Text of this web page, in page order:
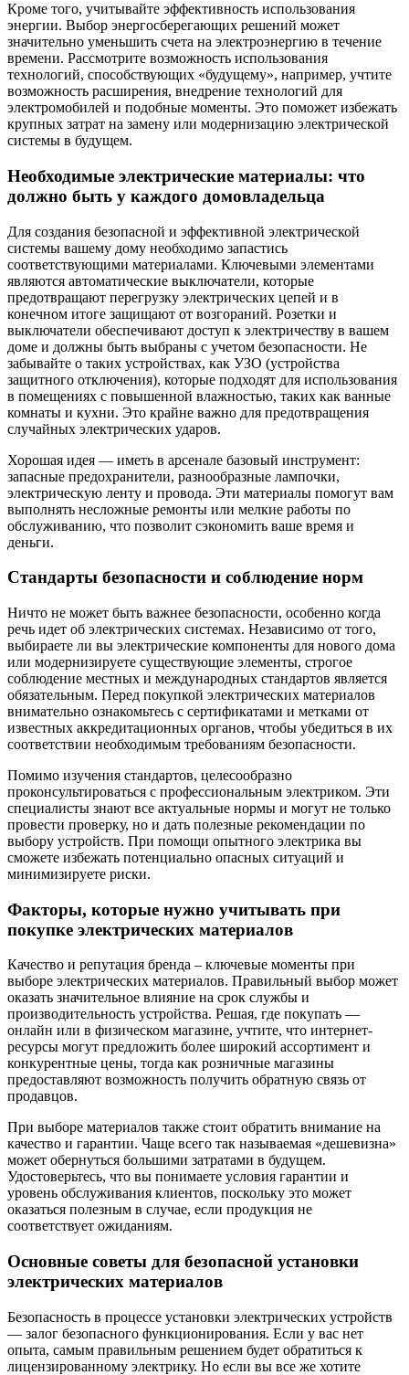
Кроме того, учитывайте эффективность использования
энергии. Выбор энергосберегающих решений может
значительно уменьшить счета на электроэнергию в течение
времени. Рассмотрите возможность использования
технологий, способствующих «будущему», например, учтите
возможность расширения, внедрение технологий для
электромобилей и подобные моменты. Это поможет избежать
крупных затрат на замену или модернизацию электрической
системы в будущем.
Необходимые электрические материалы: что
должно быть у каждого домовладельца
Для создания безопасной и эффективной электрической
системы вашему дому необходимо запастись
соответствующими материалами. Ключевыми элементами
являются автоматические выключатели, которые
предотвращают перегрузку электрических цепей и в
конечном итоге защищают от возгораний. Розетки и
выключатели обеспечивают доступ к электричеству в вашем
доме и должны быть выбраны с учетом безопасности. Не
забывайте о таких устройствах, как УЗО (устройства
защитного отключения), которые подходят для использования
в помещениях с повышенной влажностью, таких как ванные
комнаты и кухни. Это крайне важно для предотвращения
случайных электрических ударов.
Хорошая идея — иметь в арсенале базовый инструмент:
запасные предохранители, разнообразные лампочки,
электрическую ленту и провода. Эти материалы помогут вам
выполнять несложные ремонты или мелкие работы по
обслуживанию, что позволит сэкономить ваше время и
деньги.
Стандарты безопасности и соблюдение норм
Ничто не может быть важнее безопасности, особенно когда
речь идет об электрических системах. Независимо от того,
выбираете ли вы электрические компоненты для нового дома
или модернизируете существующие элементы, строгое
соблюдение местных и международных стандартов является
обязательным. Перед покупкой электрических материалов
внимательно ознакомьтесь с сертификатами и метками от
известных аккредитационных органов, чтобы убедиться в их
соответствии необходимым требованиям безопасности.
Помимо изучения стандартов, целесообразно
проконсультироваться с профессиональным электриком. Эти
специалисты знают все актуальные нормы и могут не только
провести проверку, но и дать полезные рекомендации по
выбору устройств. При помощи опытного электрика вы
сможете избежать потенциально опасных ситуаций и
минимизируете риски.
Факторы, которые нужно учитывать при
покупке электрических материалов
Качество и репутация бренда – ключевые моменты при
выборе электрических материалов. Правильный выбор может
оказать значительное влияние на срок службы и
производительность устройства. Решая, где покупать —
онлайн или в физическом магазине, учтите, что интернет-
ресурсы могут предложить более широкий ассортимент и
конкурентные цены, тогда как розничные магазины
предоставляют возможность получить обратную связь от
продавцов.
При выборе материалов также стоит обратить внимание на
качество и гарантии. Чаще всего так называемая «дешевизна»
может обернуться большими затратами в будущем.
Удостоверьтесь, что вы понимаете условия гарантии и
уровень обслуживания клиентов, поскольку это может
оказаться полезным в случае, если продукция не
соответствует ожиданиям.
Основные советы для безопасной установки
электрических материалов
Безопасность в процессе установки электрических устройств
— залог безопасного функционирования. Если у вас нет
опыта, самым правильным решением будет обратиться к
лицензированному электрику. Но если вы все же хотите